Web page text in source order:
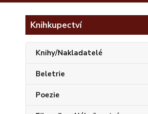
Knihkupectví
Knihy/Nakladatelé
Beletrie
Poezie